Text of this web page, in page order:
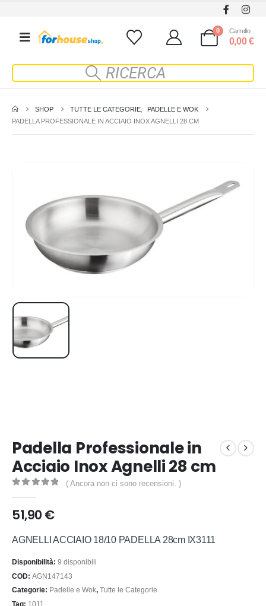
0 Carrello
0,00€
SHOP TUTTE LE CATEGORIE,
PADELLE E WOK
PADELLA PROFESSIONALE IN ACCIAIO INOX AGNELLI 28 CM
Padella Professionale in
Acciaio Inox Agnelli 28 cm
( Ancora non ci sono recensioni. )
51,90 €
AGNELLI ACCIAIO 18/10 PADELLA 28cm IX3111
Disponibilità: 9 disponibili
COD: AGN147143
Categorie: Padelle e Wok, Tutte le Categorie
Tag: 1011